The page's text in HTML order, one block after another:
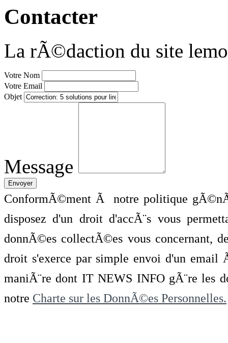
Contacter
La rÃ©daction du site
Votre Nom
Votre Email
Objet
Message
ConformÃ©ment Ã notre politique
disposez d'un droit d'accÃ¨s vous
donnÃ©es collectÃ©es vous concernant,
droit s'exerce par simple envoi d'un
maniÃ¨re dont IT NEWS INFO gÃ¨re les
notre Charte sur les DonnÃ©es Personnelles.